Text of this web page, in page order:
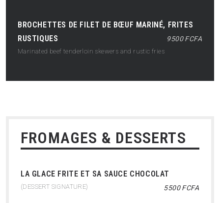
BROCHETTES DE FILET DE BŒUF MARINÉ, FRITES
RUSTIQUES
9500 FCFA
Marinated beef tenderloin skewers and rustic fries
FROMAGES & DESSERTS
LA GLACE FRITE ET SA SAUCE CHOCOLAT
5500 FCFA
(DESSERT SIGNATURE)